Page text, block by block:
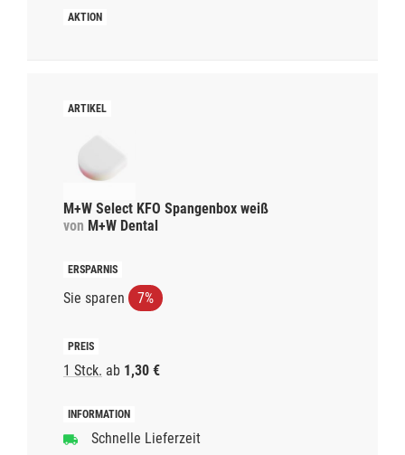
M+W Select KFO Spangenbox weiß
von M+W Dental
Sie sparen 7%
1 Stck. ab 1,30 €
Schnelle Lieferzeit